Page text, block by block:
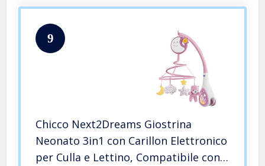
9
Chicco Next2Dreams Giostrina
Neonato 3in1 con Carillon Elettronico
per Culla e Lettino, Compatibile con